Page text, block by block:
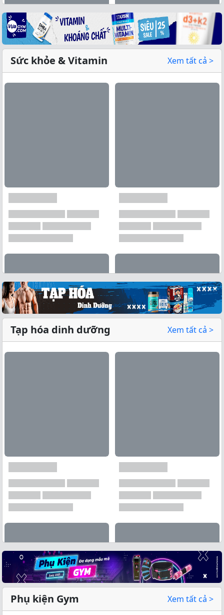
Xem tất cả →
Xem tất cả →
Sức khỏe & Vitamin Xem tất cả >
Xem tất cả →
Tạp hóa dinh dưỡng Xem tất cả >
Phụ kiện Gym Xem tất cả >